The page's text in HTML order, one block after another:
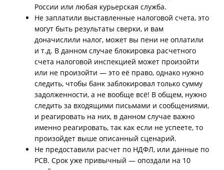
России или любая курьерская служба.
Не заплатили выставленные налоговой счета, это
могут быть результаты сверки, и вам
доначислили налог, может вы пени не оплатили
и т.д. В данном случае блокировка расчетного
счета налоговой инспекцией может произойти
или не произойти — это её право, однако нужно
следить, чтобы банк заблокировал только сумму
задолженности, а не вообще всё! В общем, нужно
следить за входящими письмами и сообщениями,
и реагировать на них, в данном случае важно
именно реагировать, так как если не успеете, то
произойдет выше описанный сценарий.
Не предоставили расчет по НДФЛ, или данные по
РСВ. Срок уже привычный — опоздали на 10